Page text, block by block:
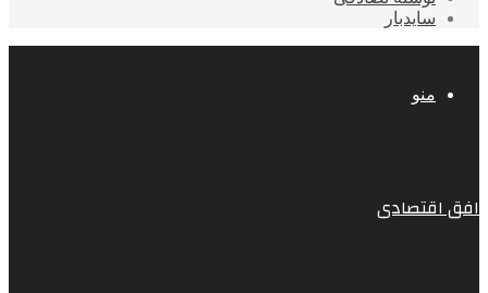
سایدبار
منو
افق اقتصادی